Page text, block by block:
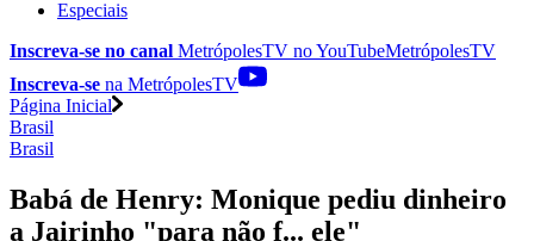
Especiais
Inscreva-se no canal MetrópolesTV noYouTubeMetrópolesTV
Inscreva-se na MetrópolesTV
Página Inicial
Brasil
Brasil
Babá de Henry: Monique pediu dinheiro
a Jairinho "para não f... ele"